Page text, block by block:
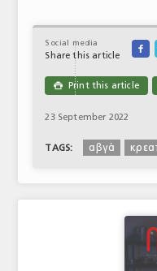
Social media
Share this article

 Print this article
23 September 2022
TAGS: αβγά